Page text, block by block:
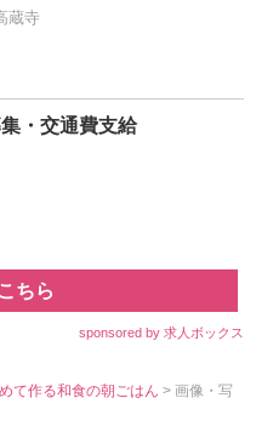
蔵寺
・交通費支給
ちら
sponsored by 求人ボックス
て作る和食の朝ごはん> 画像・写